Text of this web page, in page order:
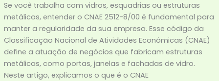
Se você trabalha com vidros, esquadrias ou estruturas
metálicas, entender o CNAE 2512-8/00 é fundamental para
manter a regularidade da sua empresa. Esse código da
Classificação Nacional de Atividades Econômicas (CNAE)
define a atuação de negócios que fabricam estruturas
metálicas, como portas, janelas e fachadas de vidro.
Neste artigo, explicamos o que é o CNAE
vidros
e
esquadrias